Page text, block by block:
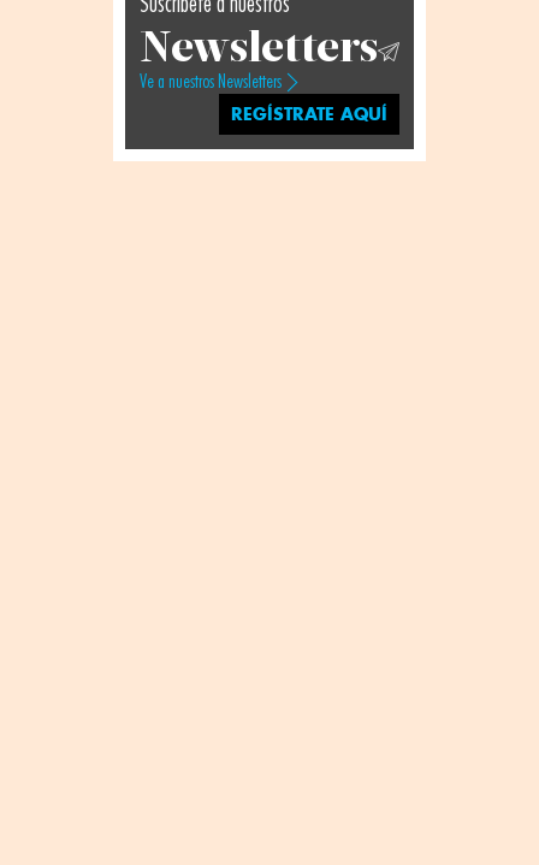
Newsletters
Ve a nuestros Newsletters
REGÍSTRATE AQUÍ